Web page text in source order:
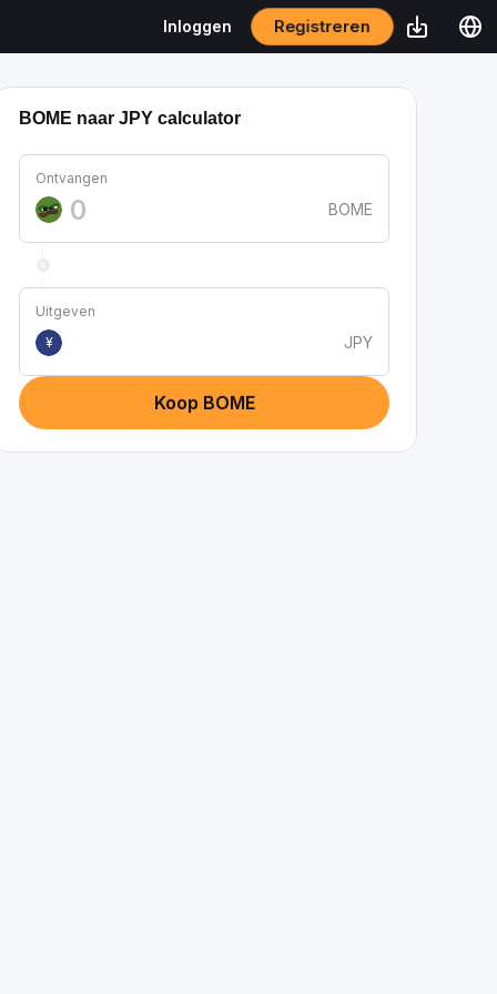
Inloggen Registreren
BOME naar JPY calculator
Ontvangen
BOME
Uitgeven
¥
JPY
Koop BOME